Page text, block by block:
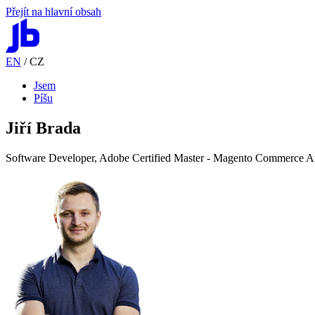
Přejít na hlavní obsah
EN / CZ
Jsem
Píšu
Jiří Brada
Software Developer, Adobe Certified Master - Magento Commerce